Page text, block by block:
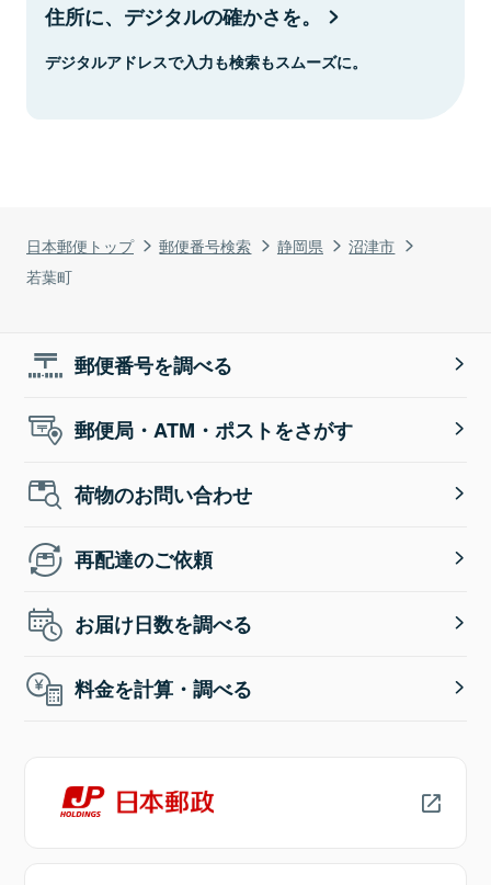
日本郵便トップ 郵便番号検索 静岡県
沼津市
若葉町
住所に、デジタルの確かさを。
デジタルアドレスで入力も検索もスムーズに。
郵便番号を調べる
郵便局・ATM・ポストをさがす
荷物のお問い合わせ
再配達のご依頼
お届け日数を調べる
料金を計算・調べる